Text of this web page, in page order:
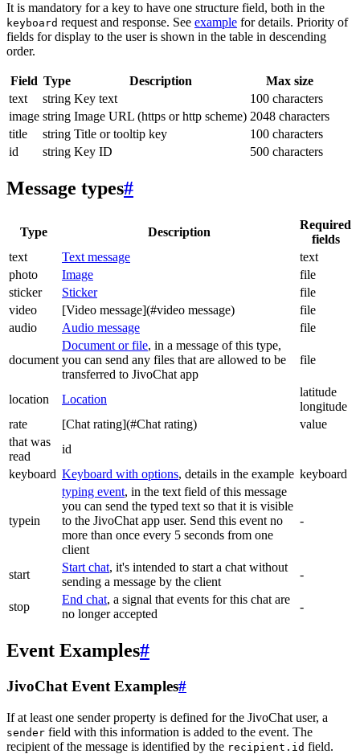
It is mandatory for a key to have one structure field, both in the
keyboard request and response. See example for details. Priority of
fields for display to the user is shown in the table in descending
order.
Field Type Description
Max size
text
string Key text
100 characters
image string Image URL (https or http scheme) 2048 characters
title
string Title or tooltip key
100 characters
id
string Key ID 500 characters
Message types#
Type Description
Required
fields
text
Text message
text
photo
Image
file
sticker
Sticker
file
video
[Video message](#video message)
file
audio
Audio message file
document
Document or file, in a message of this type,
you can send any files that are allowed to be
transferred to JivoChat app
file
location Location
latitude
longitude
rate
[Chat rating](#Chat rating)
value
that was
read
id
keyboard Keyboard with options, details in the example keyboard
typein
typing event, in the text field of this message
you can send the typed text so that it is visible
to the JivoChat app user. Send this event no
more than once every 5 seconds from one
client
-
start
Start chat, it's intended to start a chat without
sending a message by the client
-
stop
End chat, a signal that events for this chat are
no longer accepted
-
Event Examples#
JivoChat Event Examples#
If at least one sender property is defined for the JivoChat user, a
sender field with this information is added to the event. The
recipient of the message is identified by the recipient.id field.